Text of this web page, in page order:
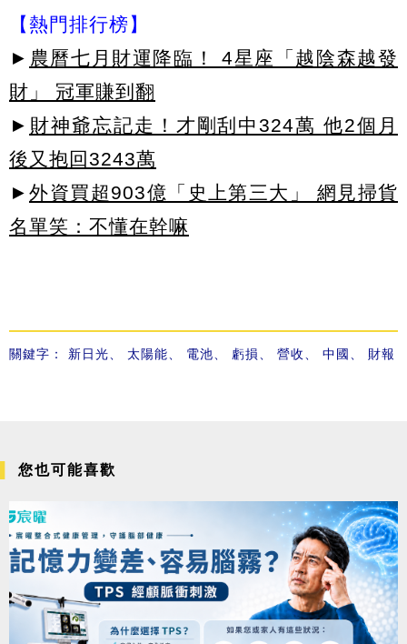
【熱門排行榜】
► 農曆七月財運降臨！ 4星座「越陰森越發
財」 冠軍賺到翻
► 財神爺忘記走！才剛刮中324萬 他2個月
後又抱回3243萬
► 外資買超903億「史上第三大」 網見掃貨
名單笑：不懂在幹嘛
關鍵字： 新日光 太陽能 電池 虧損 營收 中國 財報
您也可能喜歡